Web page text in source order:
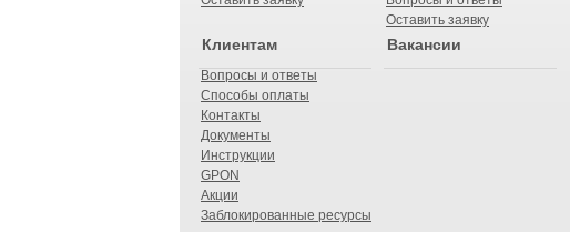
Оставить заявку
Клиентам
Вопросы и ответы
Способы оплаты
Контакты
Документы
Инструкции
GPON
Акции
Заблокированные ресурсы
Вакансии